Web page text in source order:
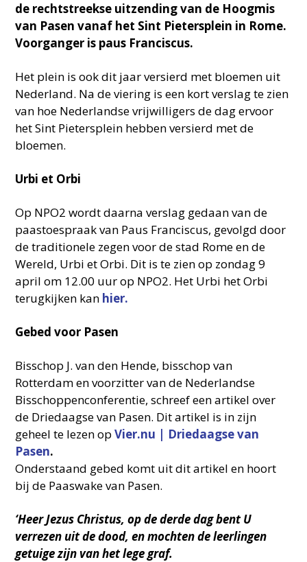
de rechtstreekse uitzending van de Hoogmis
van Pasen vanaf het Sint Pietersplein in Rome.
Voorganger is paus Franciscus.
Het plein is ook dit jaar versierd met bloemen uit
Nederland. Na de viering is een kort verslag te zien
van hoe Nederlandse vrijwilligers de dag ervoor
het Sint Pietersplein hebben versierd met de
bloemen.
Urbi et Orbi
Op NPO2 wordt daarna verslag gedaan van de
paastoespraak van Paus Franciscus, gevolgd door
de traditionele zegen voor de stad Rome en de
Wereld, Urbi et Orbi. Dit is te zien op zondag 9
april om 12.00 uur op NPO2. Het Urbi het Orbi
terugkijken kan hier.
Gebed voor Pasen
Bisschop J. van den Hende, bisschop van
Rotterdam en voorzitter van de Nederlandse
Bisschoppenconferentie, schreef een artikel over
de Driedaagse van Pasen. Dit artikel is in zijn
geheel te lezen opVier.nu | Driedaagse van
Pasen.
Onderstaand gebed komt uit dit artikel en hoort
bij de Paaswake van Pasen.
‘Heer Jezus Christus, op de derde dag bent U
verrezen uit de dood, en mochten de leerlingen
getuige zijn van het lege graf.